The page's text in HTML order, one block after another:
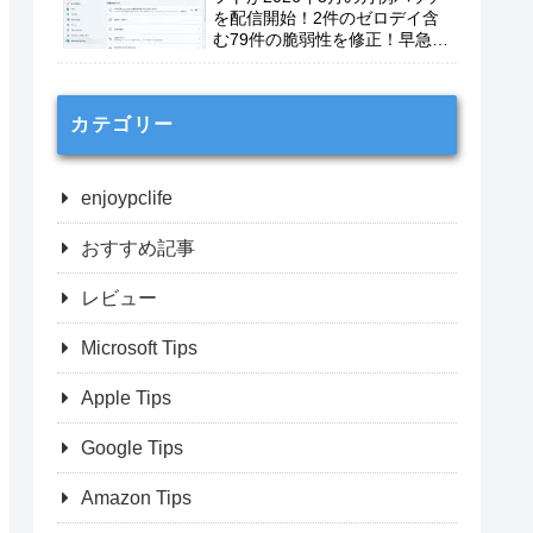
を配信開始！2件のゼロデイ含
む79件の脆弱性を修正！早急に
カテゴリー
enjoypclife
おすすめ記事
レビュー
Microsoft Tips
Apple Tips
Google Tips
Amazon Tips